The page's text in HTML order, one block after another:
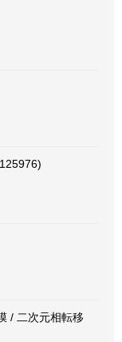
/ 二次元相転移